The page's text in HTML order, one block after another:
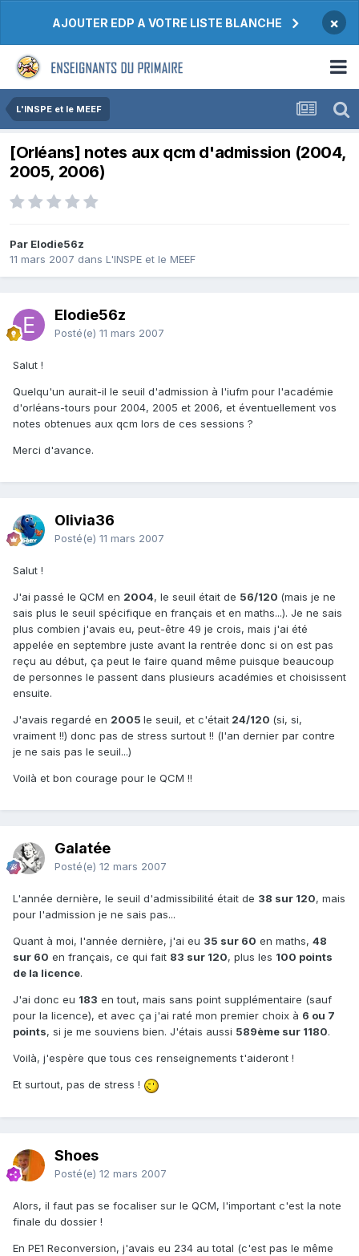
AJOUTER EDP A VOTRE LISTE BLANCHE ×
L'INSPE et le MEEF
[Orléans] notes aux qcm d'admission (2004,
2005, 2006)
Par Elodie56z
11 mars 2007 dans L'INSPE et le MEEF
Elodie56z
Posté(e) 11 mars 2007
Salut !
Quelqu'un aurait-il le seuil d'admission à l'iufm pour l'académie
d'orléans-tours pour 2004, 2005 et 2006, et éventuellement vos
notes obtenues aux qcm lors de ces sessions ?
Merci d'avance.
Olivia36
Posté(e) 11 mars 2007
Salut !
J'ai passé le QCM en 2004, le seuil était de 56/120 (mais je ne
sais plus le seuil spécifique en français et en maths...). Je ne sais
plus combien j'avais eu, peut-être 49 je crois, mais j'ai été
appelée en septembre juste avant la rentrée donc si on est pas
reçu au début, ça peut le faire quand même puisque beaucoup
de personnes le passent dans plusieurs académies et choisissent
ensuite.
J'avais regardé en 2005 le seuil, et c'était 24/120 (si, si,
vraiment !!) donc pas de stress surtout !! (l'an dernier par contre
je ne sais pas le seuil...)
Voilà et bon courage pour le QCM !!
Galatée
Posté(e) 12 mars 2007
L'année dernière, le seuil d'admissibilité était de 38 sur 120, mais
pour l'admission je ne sais pas...
Quant à moi, l'année dernière, j'ai eu 35 sur 60 en maths, 48
sur 60 en français, ce qui fait 83 sur 120, plus les 100 points
de la licence.
J'ai donc eu 183 en tout, mais sans point supplémentaire (sauf
pour la licence), et avec ça j'ai raté mon premier choix à 6 ou 7
points, si je me souviens bien. J'étais aussi 589ème sur 1180.
Voilà, j'espère que tous ces renseignements t'aideront !
Et surtout, pas de stress !
Shoes
Posté(e) 12 mars 2007
Alors, il faut pas se focaliser sur le QCM, l'important c'est la note
finale du dossier !
En PE1 Reconversion, j'avais eu 234 au total (c'est pas le même